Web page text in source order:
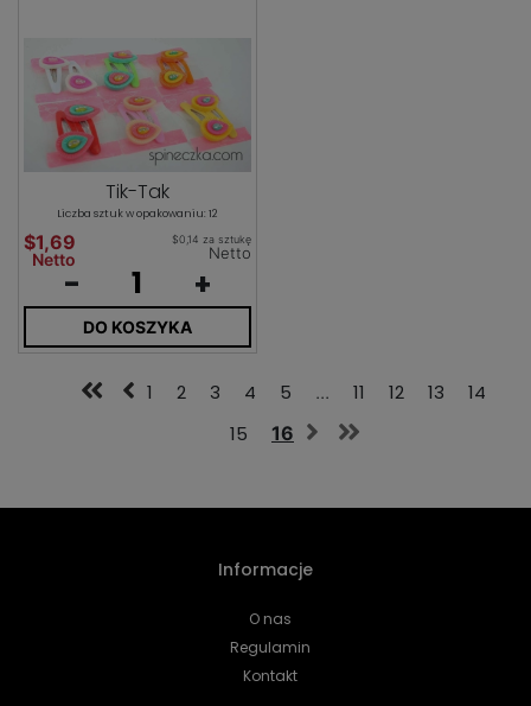
Tik-Tak
Liczba sztuk w opakowaniu: 12
$1,69
Netto
$0,14 za sztukę
Netto
- +
DO KOSZYKA
1 2 3 4 5 ... 11 12 13
14
15
16
Informacje
O nas
Regulamin
Kontakt